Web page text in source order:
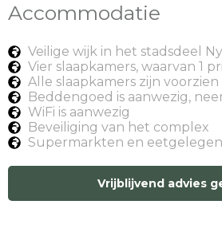
Accommodatie
Veilige wijk in het stadsdeel
Vier slaapkamers, waarvan 1
Alle slaapkamers zijn
Beddengoed is aanwezig,
WiFi is aanwezig
Beveiliging van het complex
Supermarkten en
Vrijblijvend advies